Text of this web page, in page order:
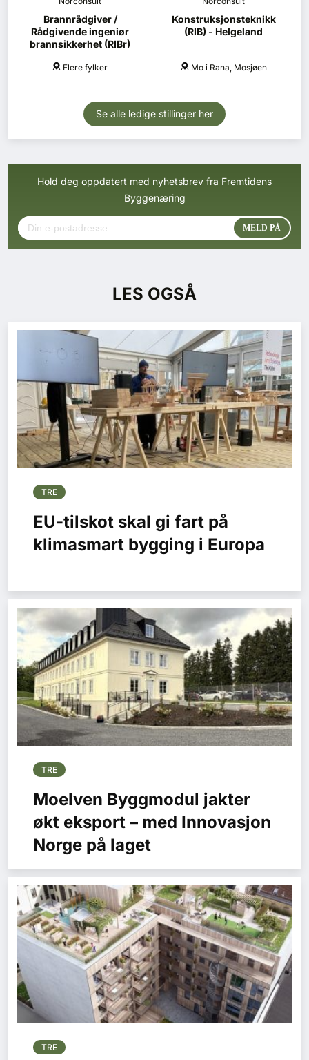
Brannrådgiver /
Rådgivende ingeniør
brannsikkerhet (RIBr)
Flere fylker
Konstruksjonsteknikk
(RIB) - Helgeland
Mo i Rana, Mosjøen
Se alle ledige stillinger her
Hold deg oppdatert med nyhetsbrev fra Fremtidens
Byggenæring
LES OGSÅ
TRE
EU-tilskot skal gi fart på
klimasmart bygging i Europa
TRE
Moelven Byggmodul jakter
økt eksport – med Innovasjon
Norge på laget
TRE